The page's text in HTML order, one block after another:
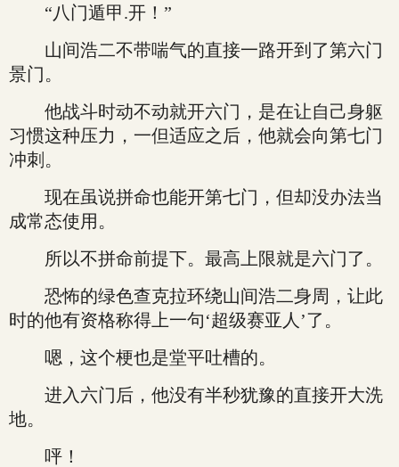
“八门遁甲.开！”
山间浩二不带喘气的直接一路开到了第六门
景门。
他战斗时动不动就开六门，是在让自己身躯
习惯这种压力，一但适应之后，他就会向第七门
冲刺。
现在虽说拼命也能开第七门，但却没办法当
成常态使用。
所以不拼命前提下。最高上限就是六门了。
恐怖的绿色查克拉环绕山间浩二身周，让此
时的他有资格称得上一句‘超级赛亚人’了。
嗯，这个梗也是堂平吐槽的。
进入六门后，他没有半秒犹豫的直接开大洗
地。
呯！